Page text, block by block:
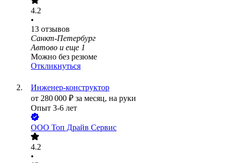
4.2
•
13 отзывов
Санкт-Петербург
Автово и еще 1
Можно без резюме
Откликнуться
Инженер-конструктор
от 280 000 ₽ за месяц, на руки
Опыт 3-6 лет
ООО Топ Драйв Сервис
4.2
•